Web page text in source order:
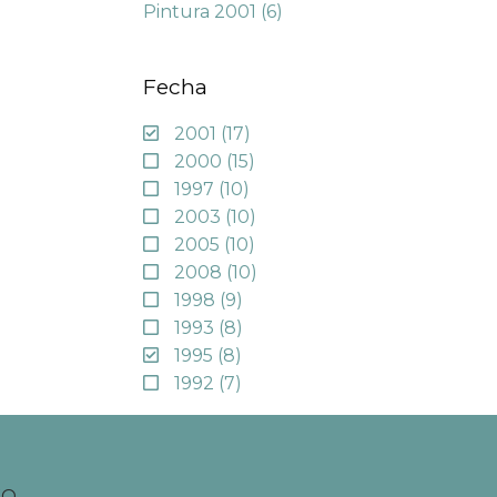
Pintura 2001 (6)
Fecha
2001 (17)
2000 (15)
1997 (10)
2003 (10)
2005 (10)
2008 (10)
1998 (9)
1993 (8)
1995 (8)
1992 (7)